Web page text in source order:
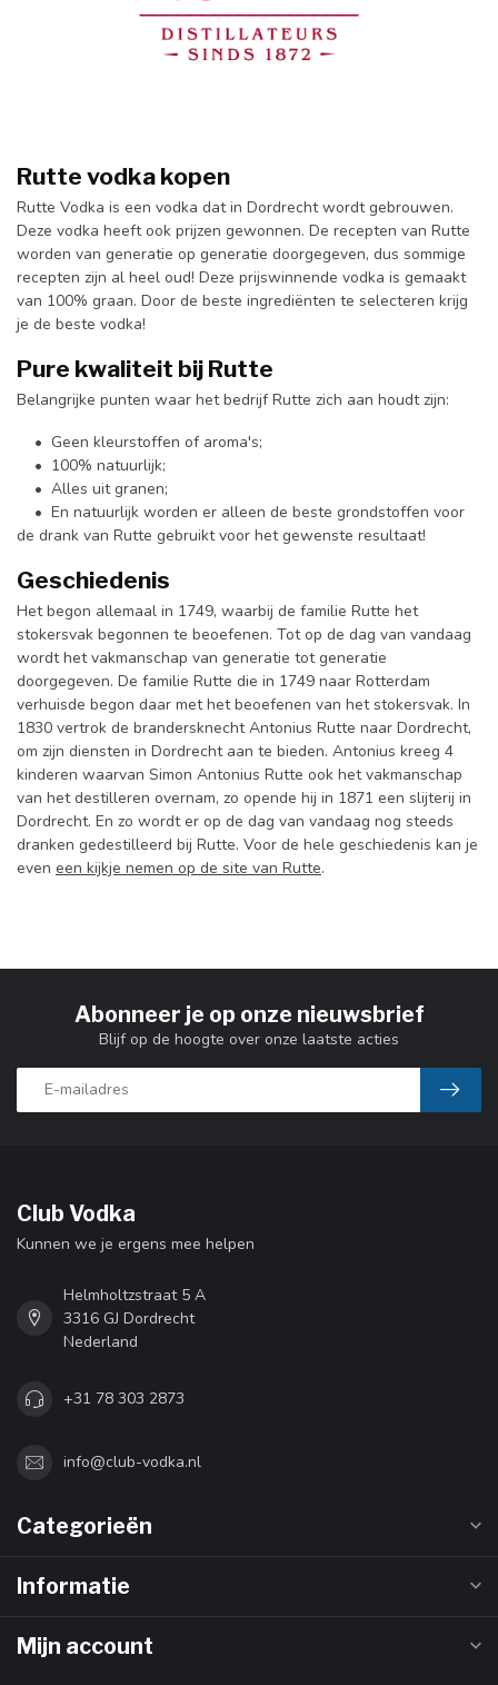
Rutte vodka kopen
Rutte Vodka is een vodka dat in Dordrecht wordt gebrouwen.
Deze vodka heeft ook prijzen gewonnen. De recepten van Rutte
worden van generatie op generatie doorgegeven, dus sommige
recepten zijn al heel oud! Deze prijswinnende vodka is gemaakt
van 100% graan. Door de beste ingrediënten te selecteren krijg
je de beste vodka!
Pure kwaliteit bij Rutte
Belangrijke punten waar het bedrijf Rutte zich aan houdt zijn:
• Geen kleurstoffen of aroma's;
• 100% natuurlijk;
• Alles uit granen;
• En natuurlijk worden er alleen de beste grondstoffen voor
de drank van Rutte gebruikt voor het gewenste resultaat!
Geschiedenis
Het begon allemaal in 1749, waarbij de familie Rutte het
stokersvak begonnen te beoefenen. Tot op de dag van vandaag
wordt het vakmanschap van generatie tot generatie
doorgegeven. De familie Rutte die in 1749 naar Rotterdam
verhuisde begon daar met het beoefenen van het stokersvak. In
1830 vertrok de brandersknecht Antonius Rutte naar Dordrecht,
om zijn diensten in Dordrecht aan te bieden. Antonius kreeg 4
kinderen waarvan Simon Antonius Rutte ook het vakmanschap
van het destilleren overnam, zo opende hij in 1871 een slijterij in
Dordrecht. En zo wordt er op de dag van vandaag nog steeds
dranken gedestilleerd bij Rutte. Voor de hele geschiedenis kan je
even een kijkje nemen op de site van Rutte.
Abonneer je op onze nieuwsbrief
Blijf op de hoogte over onze laatste acties
Club Vodka
Kunnen we je ergens mee helpen
Helmholtzstraat 5 A
3316 GJ Dordrecht
Nederland
+31 78 303 2873
info@club-vodka.nl
Categorieën
Informatie
Mijn account